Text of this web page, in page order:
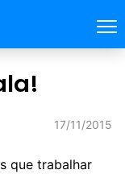
17/11/2015
que trabalhar